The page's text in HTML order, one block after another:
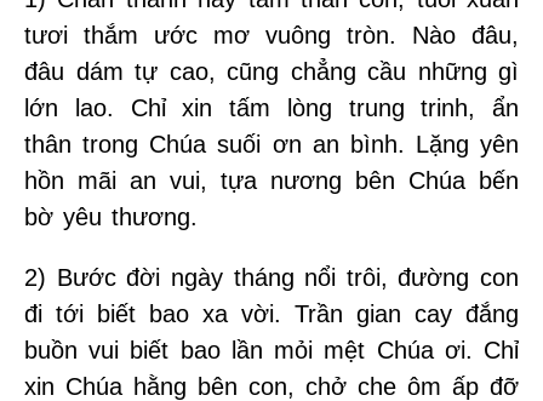
tươi thắm ước mơ vuông tròn. Nào đâu,
đâu dám tự cao, cũng chẳng cầu những gì
lớn lao. Chỉ xin tấm lòng trung trinh, ẩn
thân trong Chúa suối ơn an bình. Lặng yên
hồn mãi an vui, tựa nương bên Chúa bến
bờ yêu thương.
2) Bước đời ngày tháng nổi trôi, đường con
đi tới biết bao xa vời. Trần gian cay đắng
buồn vui biết bao lần mỏi mệt Chúa ơi. Chỉ
xin Chúa hằng bên con, chở che ôm ấp đỡ